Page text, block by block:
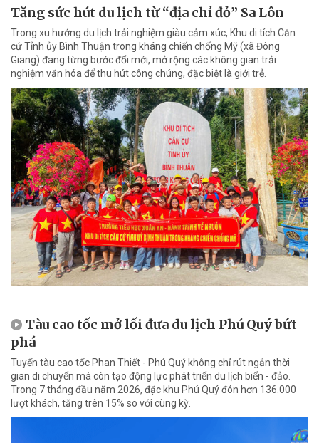
Tăng sức hút du lịch từ “địa chỉ đỏ” Sa Lôn
Trong xu hướng du lịch trải nghiệm giàu cảm xúc, Khu di tích Căn
cứ Tỉnh ủy Bình Thuận trong kháng chiến chống Mỹ (xã Đông
Giang) đang từng bước đổi mới, mở rộng các không gian trải
nghiệm văn hóa để thu hút công chúng, đặc biệt là giới trẻ.
Tàu cao tốc mở lối đưa du lịch Phú Quý bứt
phá
Tuyến tàu cao tốc Phan Thiết - Phú Quý không chỉ rút ngắn thời
gian di chuyển mà còn tạo động lực phát triển du lịch biển - đảo.
Trong 7 tháng đầu năm 2026, đặc khu Phú Quý đón hơn 136.000
lượt khách, tăng trên 15% so với cùng kỳ.